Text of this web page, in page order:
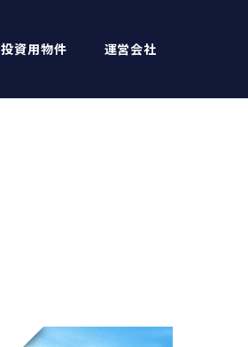
投資用物件 運営会社